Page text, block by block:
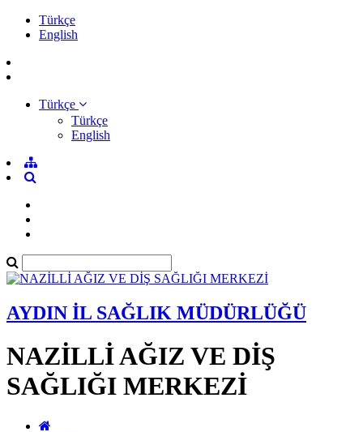
Türkçe
English
Türkçe
Türkçe
English
AYDIN İL SAĞLIK MÜDÜRLÜĞÜ
NAZİLLİ AĞIZ VE DİŞ
SAĞLIĞI MERKEZİ